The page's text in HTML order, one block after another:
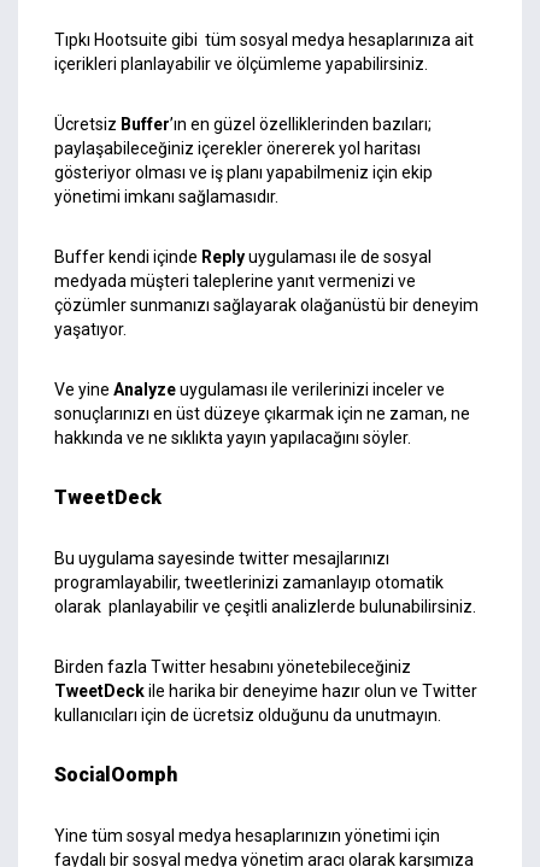
Tıpkı Hootsuite gibi tüm sosyal medya hesaplarınıza ait
içerikleri planlayabilir ve ölçümleme yapabilirsiniz.
Ücretsiz Buffer’ın en güzel özelliklerinden bazıları;
paylaşabileceğiniz içerekler önererek yol haritası
gösteriyor olması ve iş planı yapabilmeniz için ekip
yönetimi imkanı sağlamasıdır.
Buffer kendi içinde Replyuygulaması ile de sosyal
medyada müşteri taleplerine yanıt vermenizi ve
çözümler sunmanızı sağlayarak olağanüstü bir deneyim
yaşatıyor.
Ve yine Analyzeuygulaması ile verilerinizi inceler ve
sonuçlarınızı en üst düzeye çıkarmak için ne zaman, ne
hakkında ve ne sıklıkta yayın yapılacağını söyler.
TweetDeck
Bu uygulama sayesinde twitter mesajlarınızı
programlayabilir, tweetlerinizi zamanlayıp otomatik
olarak planlayabilir ve çeşitli analizlerde bulunabilirsiniz.
Birden fazla Twitter hesabını yönetebileceğiniz
TweetDeckile harika bir deneyime hazır olun ve Twitter
kullanıcıları için de ücretsiz olduğunu da unutmayın.
SocialOomph
Yine tüm sosyal medya hesaplarınızın yönetimi için
faydalı bir sosyal medya yönetim aracı olarak karşımıza